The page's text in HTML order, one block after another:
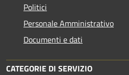
Politici
Personale Amministrativo
Documenti e dati
CATEGORIE DI SERVIZIO